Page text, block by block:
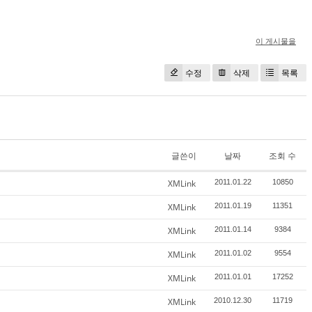
이 게시물을
수정 삭제 목록
글쓴이 날짜 조회 수
XMLink 2011.01.22 10850
XMLink 2011.01.19 11351
XMLink 2011.01.14 9384
XMLink 2011.01.02 9554
XMLink 2011.01.01 17252
XMLink 2010.12.30 11719